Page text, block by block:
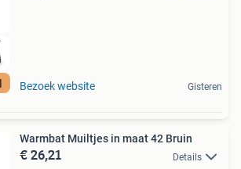
Bezoek website Gisteren
Warmbat Muiltjes in maat 42 Bruin
€ 26,21 Details